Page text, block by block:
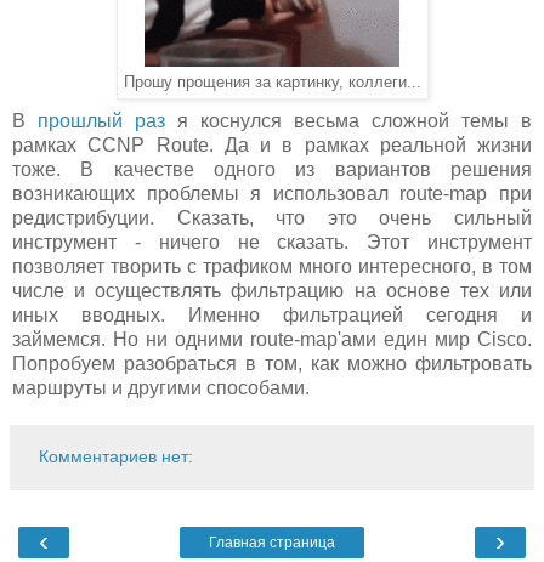
Прошу прощения за картинку, коллеги...
В прошлый раз я коснулся весьма сложной темы в
рамках CCNP Route. Да и в рамках реальной жизни
тоже. В качестве одного из вариантов решения
возникающих проблемы я использовал route-map при
редистрибуции. Сказать, что это очень сильный
инструмент - ничего не сказать. Этот инструмент
позволяет творить с трафиком много интересного, в том
числе и осуществлять фильтрацию на основе тех или
иных вводных. Именно фильтрацией сегодня и
займемся. Но ни одними route-map'ами един мир Cisco.
Попробуем разобраться в том, как можно фильтровать
маршруты и другими способами.
Комментариев нет:
‹ ›
Главная страница